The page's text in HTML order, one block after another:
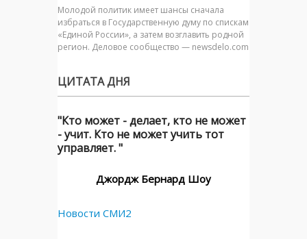
Молодой политик имеет шансы сначала
избраться в Государственную думу по спискам
«Единой России», а затем возглавить родной
регион. Деловое сообщество — newsdelo.com
ЦИТАТА ДНЯ
"Кто может - делает, кто не может
- учит. Кто не может учить тот
управляет. "
Джордж Бернард Шоу
Новости СМИ2